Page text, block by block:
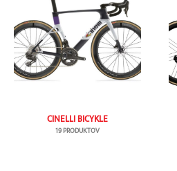
CINELLI BICYKLE
19 PRODUKTOV